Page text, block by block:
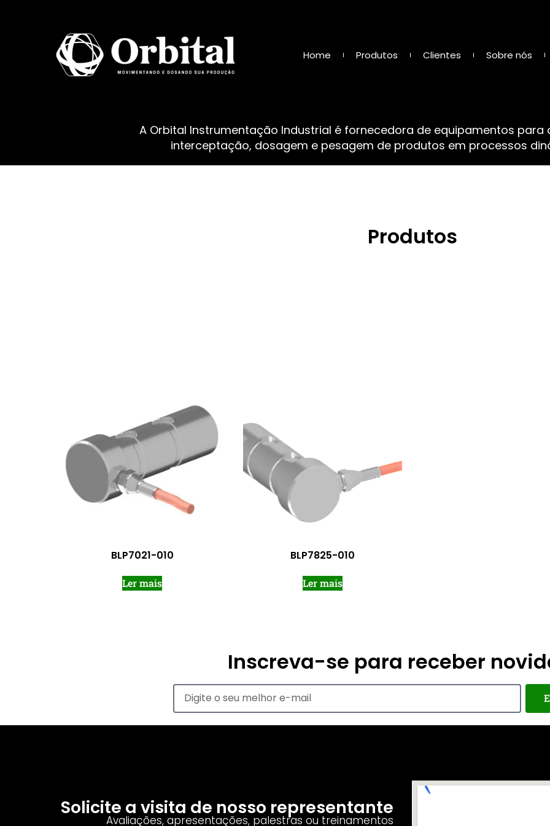
Home Produtos Clientes Sobre nós
A Orbital Instrumentação Industrial é fornecedora de equipamentos
interceptação, dosagem e pesagem de produtos em processos
Produtos
BLP7021-010
Ler mais
BLP7825-010
Ler mais
Inscreva-se para receber
Solicite a visita de nosso representante
Avaliações, apresentações, palestras ou treinamentos